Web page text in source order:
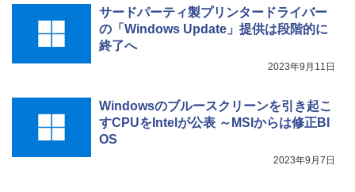
き、グラファイト
￥115,980
サードパーティ製プリンタードライバー
の「Windows Update」提供は段階的に
終了へ
2023年9月11日
Windowsのブルースクリーンを引き起こ
すCPUをIntelが公表 ～MSIからは修正BI
OS
2023年9月7日